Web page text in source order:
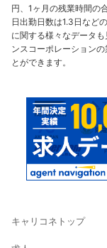
円、1ヶ月の残業時間の
日出勤日数は1.3日など
に関する様々なデータ
ンスコーポレーション
とができます。
キャリコネトップ